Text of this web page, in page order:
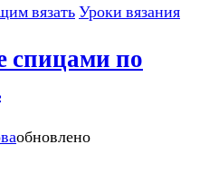
вязатьУроки вязания
спицами по
обновлено